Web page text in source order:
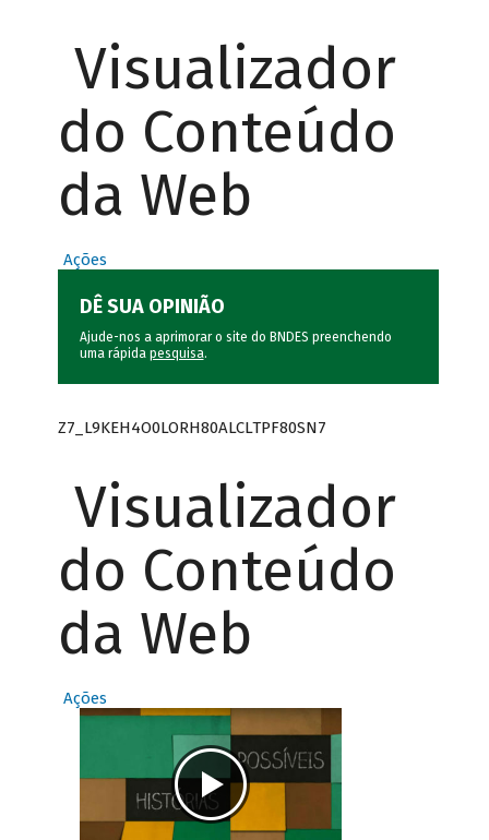
Visualizador
do Conteúdo
da Web
Ações
DÊ SUA OPINIÃO
Ajude-nos a aprimorar o site do BNDES preenchendo
uma rápida pesquisa.
Z7_L9KEH4O0LORH80ALCLTPF80SN7
Visualizador
do Conteúdo
da Web
Ações